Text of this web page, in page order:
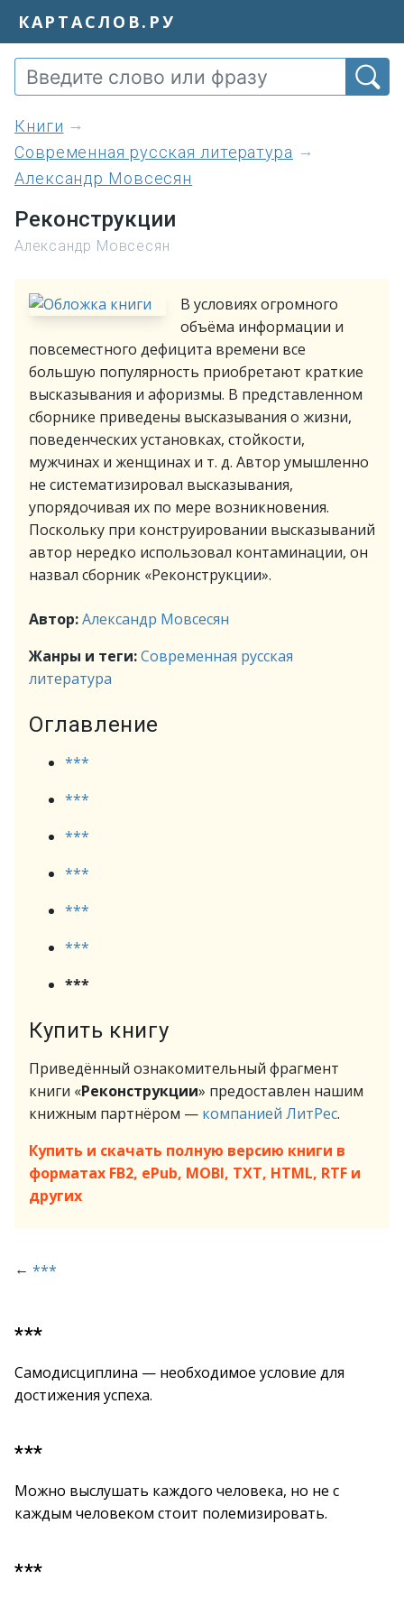
КАРТАСЛОВ.РУ
книги
Современная русская литература
Александр Мовсесян
Реконструкции
Александр Мовсесян
В условиях огромного
объёма информации и
повсеместного дефицита времени все
большую популярность приобретают краткие
высказывания и афоризмы. В представленном
сборнике приведены высказывания о жизни,
поведенческих установках, стойкости,
мужчинах и женщинах и т. д. Автор умышленно
не систематизировал высказывания,
упорядочивая их по мере возникновения.
Поскольку при конструировании высказываний
автор нередко использовал контаминации, он
назвал сборник «Реконструкции».
Автор:Александр Мовсесян
Жанры и теги:Современная русская
литература
Оглавление
***
***
***
***
***
***
***
Купить книгу
Приведённый ознакомительный фрагмент
книги «Реконструкции» предоставлен нашим
книжным партнёром — компанией ЛитРес.
Купить и скачать полную версию книги в
форматах FB2, ePub, MOBI, TXT, HTML, RTF и
других
← ***
***
Самодисциплина — необходимое условие для
достижения успеха.
***
Можно выслушать каждого человека, но не с
каждым человеком стоит полемизировать.
***